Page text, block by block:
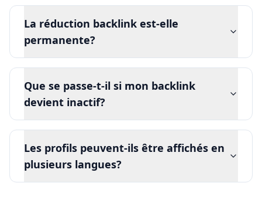
La réduction backlink est-elle
permanente?
Que se passe-t-il si mon backlink
devient inactif?
Les profils peuvent-ils être affichés en
plusieurs langues?